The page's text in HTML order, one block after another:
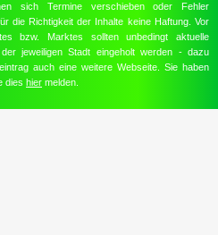
sich Termine verschieben oder Fehler
die Richtigkeit der Inhalte keine Haftung. Vor
bzw. Marktes sollten unbedingt aktuelle
jeweiligen Stadt eingeholt werden - dazu
auch eine weitere Webseite. Sie haben
dies hier melden.